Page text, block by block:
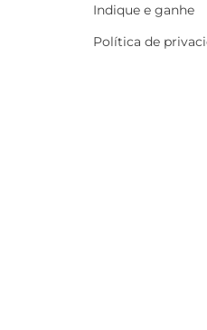
Indique e ganhe
Política de